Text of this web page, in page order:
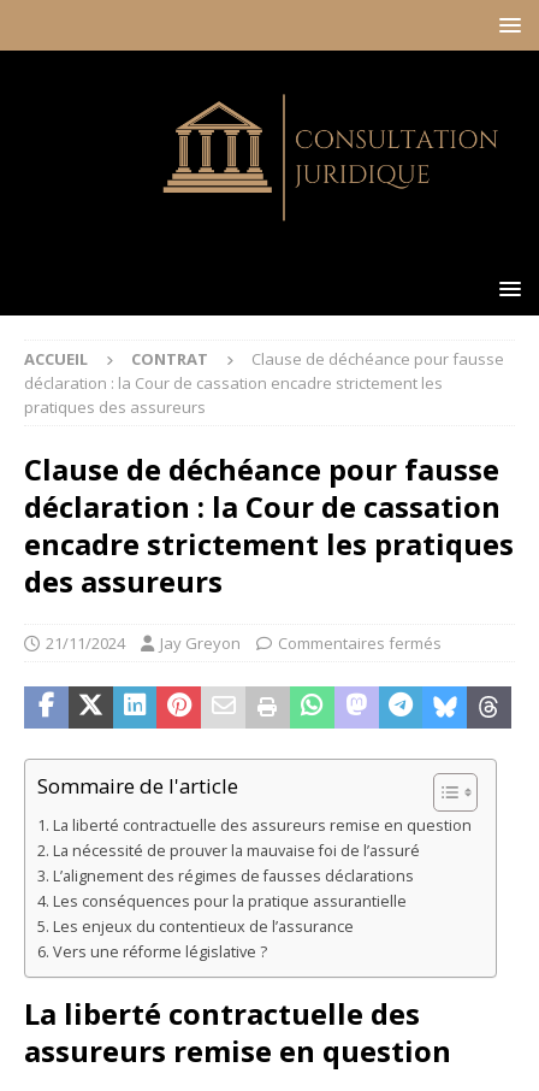
ACCUEIL CONTRAT
Clause de déchéance pour fausse
déclaration : la Cour de cassation encadre strictement les
pratiques des assureurs
Clause de déchéance pour fausse
déclaration : la Cour de cassation
encadre strictement les pratiques
des assureurs
21/11/2024 Jay Greyon Commentaires fermés
Sommaire de l'article
La liberté contractuelle des assureurs remise en question
La nécessité de prouver la mauvaise foi de l’assuré
L’alignement des régimes de fausses déclarations
Les conséquences pour la pratique assurantielle
Les enjeux du contentieux de l’assurance
Vers une réforme législative ?
La liberté contractuelle des
assureurs remise en question